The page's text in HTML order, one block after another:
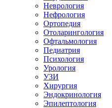
Неврология
Нефрология
Ортопедия
Отоларингология
Офтальмология
Педиатрия
Психология
Урология
УЗИ
Хирургия
Эндокринология
Эпилептология